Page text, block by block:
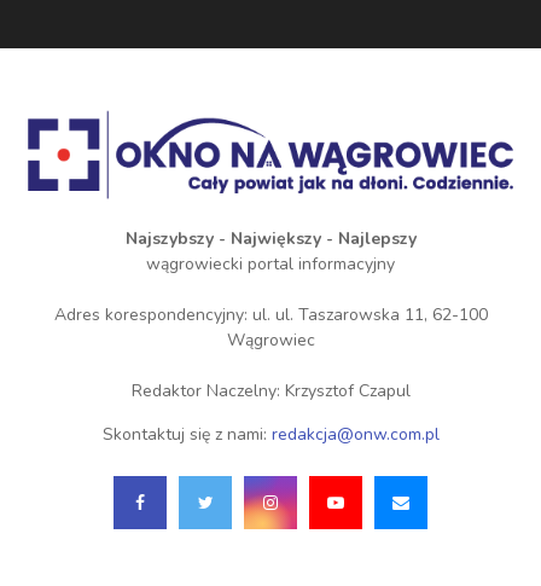
Najszybszy - Największy - Najlepszy
wągrowiecki portal informacyjny
Adres korespondencyjny: ul. ul. Taszarowska 11, 62-100
Wągrowiec
Redaktor Naczelny: Krzysztof Czapul
Skontaktuj się z nami: redakcja@onw.com.pl